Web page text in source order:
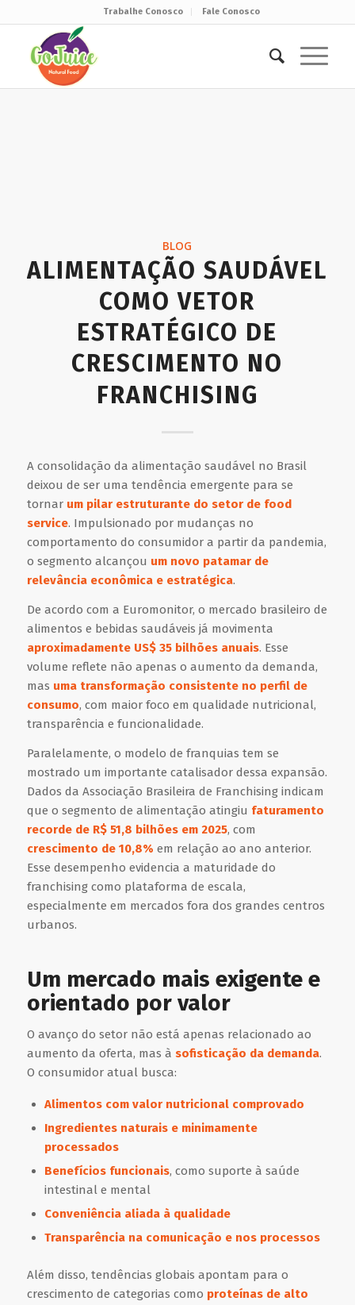
Trabalhe Conosco Fale Conosco
BLOG
ALIMENTAÇÃO SAUDÁVEL
COMO VETOR
ESTRATÉGICO DE
CRESCIMENTO NO
FRANCHISING
A consolidação da alimentação saudável no Brasil
deixou de ser uma tendência emergente para se
tornar um pilar estruturante do setor de food
service. Impulsionado por mudanças no
comportamento do consumidor a partir da pandemia,
o segmento alcançou um novo patamar de
relevância econômica e estratégica.
De acordo com a Euromonitor, o mercado brasileiro de
alimentos e bebidas saudáveis já movimenta
aproximadamente US$ 35 bilhões anuais. Esse
volume reflete não apenas o aumento da demanda,
mas uma transformação consistente no perfil de
consumo, com maior foco em qualidade nutricional,
transparência e funcionalidade.
Paralelamente, o modelo de franquias tem se
mostrado um importante catalisador dessa expansão.
Dados da Associação Brasileira de Franchising indicam
que o segmento de alimentação atingiu faturamento
recorde de R$ 51,8 bilhões em 2025, com
crescimento de 10,8% em relação ao ano anterior.
Esse desempenho evidencia a maturidade do
franchising como plataforma de escala,
especialmente em mercados fora dos grandes centros
urbanos.
Um mercado mais exigente e
orientado por valor
O avanço do setor não está apenas relacionado ao
aumento da oferta, mas à sofisticação da demanda.
O consumidor atual busca:
Alimentos com valor nutricional comprovado
Ingredientes naturais e minimamente
processados
Benefícios funcionais, como suporte à saúde
intestinal e mental
Conveniência aliada à qualidade
Transparência na comunicação e nos processos
Além disso, tendências globais apontam para o
crescimento de categorias como proteínas de alto